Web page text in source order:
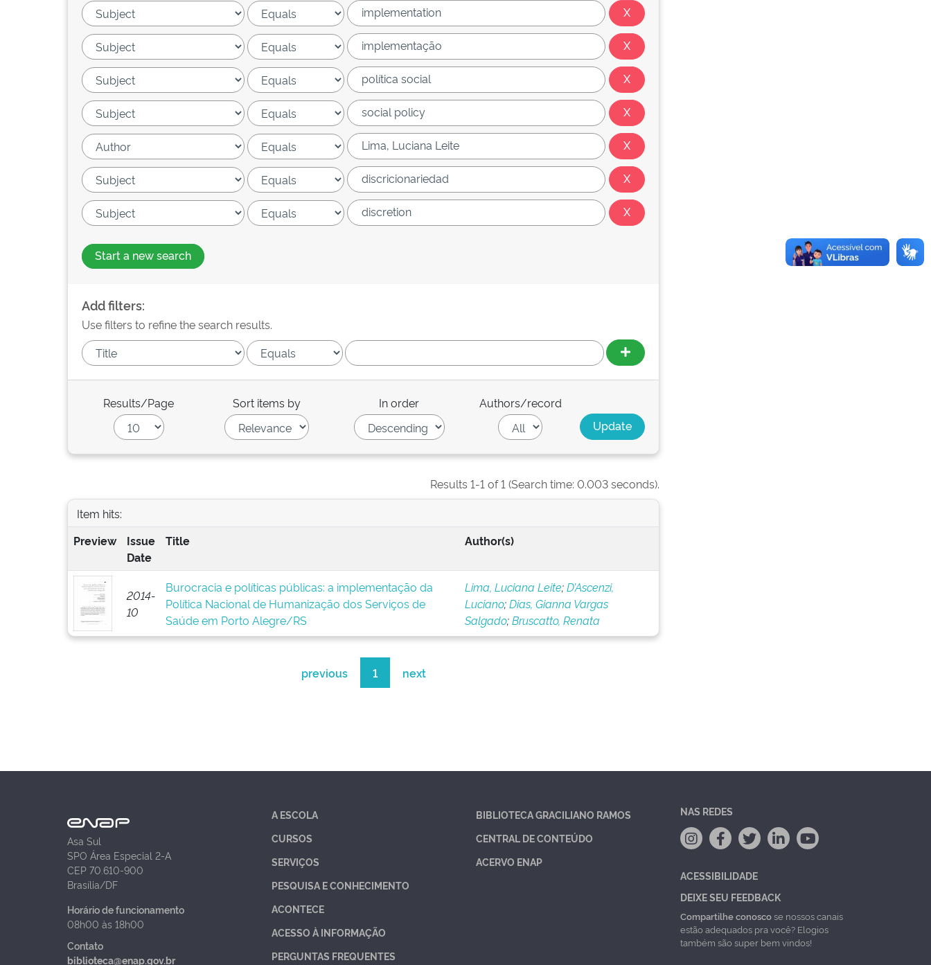
Start a new search
Add filters:
Use filters to refine the search results.
Results/Page Sort items by In order Authors/record
Results 1-1 of 1 (Search time: 0.003 seconds).
Item hits:
Preview
Issue
Date
Title Author(s)
2014-
10
Burocracia e políticas públicas: a implementação da
Política Nacional de Humanização dos Serviços de
Saúde em Porto Alegre/RS
Lima, Luciana Leite;D’Ascenzi,
Luciano;Dias, Gianna Vargas
Salgado;Bruscatto, Renata
previous 1 next
Asa Sul
SPO Área Especial 2-A
CEP 70.610-900
Brasília/DF
Horário de funcionamento
08h00 às 18h00
Contato
biblioteca@enap.gov.br
A ESCOLA
CURSOS
SERVIÇOS
PESQUISA E CONHECIMENTO
ACONTECE
ACESSO À INFORMAÇÃO
PERGUNTAS FREQUENTES
BIBLIOTECA GRACILIANO RAMOS
CENTRAL DE CONTEÚDO
ACERVO ENAP
NAS REDES
ACESSIBILIDADE
DEIXE SEU FEEDBACK
Compartilhe conoscose nossos canais
estão adequados pra você? Elogios
também são super bem vindos!